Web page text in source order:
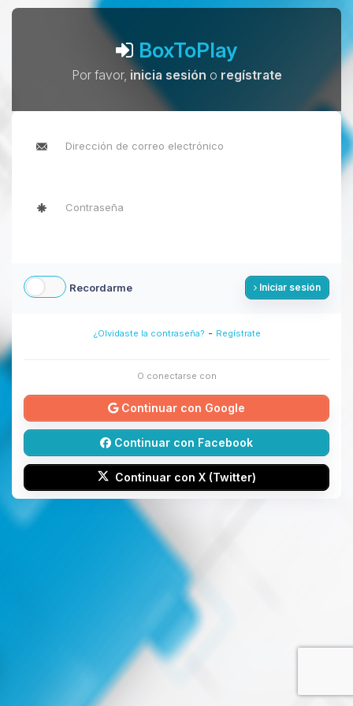
BoxToPlay
Por favor, inicia sesión o regístrate
Recordarme Iniciar sesión
¿Olvidaste la contraseña? - Regístrate
O conectarse con
Continuar con Google
Continuar con Facebook
Continuar con X (Twitter)